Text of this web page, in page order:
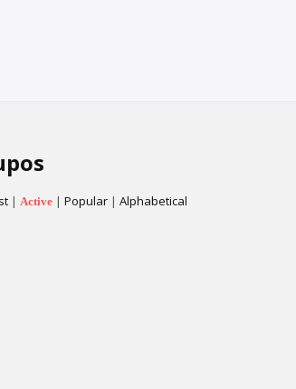
| Active | Popular | Alphabetical